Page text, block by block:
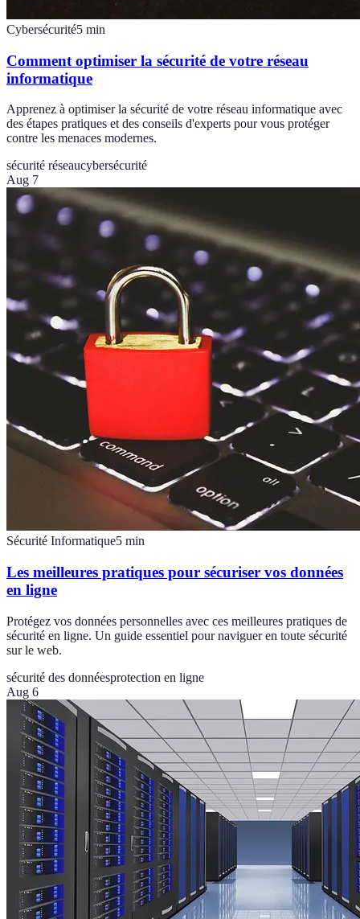
Cybersécurité5 min
Comment optimiser la sécurité de votre réseau
informatique
Apprenez à optimiser la sécurité de votre réseau informatique avec
des étapes pratiques et des conseils d'experts pour vous protéger
contre les menaces modernes.
sécurité réseaucybersécurité
Aug 7
Sécurité Informatique5 min
Les meilleures pratiques pour sécuriser vos données
en ligne
Protégez vos données personnelles avec ces meilleures pratiques de
sécurité en ligne. Un guide essentiel pour naviguer en toute sécurité
sur le web.
sécurité des donnéesprotection en ligne
Aug 6